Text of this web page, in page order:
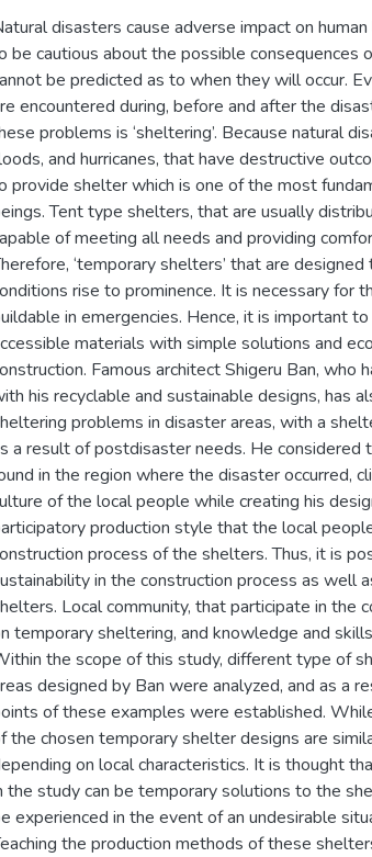
disasters cause adverse impact on
be cautious about the possible consequences
be predicted as to when they will occur.
encountered during, before and after the
problems is ‘sheltering’. Because natural
and hurricanes, that have destructive
provide shelter which is one of the most
Tent type shelters, that are usually
of meeting all needs and providing
‘temporary shelters’ that are
rise to prominence. It is necessary for
in emergencies. Hence, it is important
materials with simple solutions and
Famous architect Shigeru Ban, who
his recyclable and sustainable designs, has
problems in disaster areas, with a
a result of postdisaster needs. He considered
in the region where the disaster occurred,
of the local people while creating his
production style that the local
process of the shelters. Thus, it is
in the construction process as well
Local community, that participate in the
temporary sheltering, and knowledge and
the scope of this study, different type of
designed by Ban were analyzed, and as a
of these examples were established.
the chosen temporary shelter designs are
on local characteristics. It is thought
the study can be temporary solutions to the
experienced in the event of an undesirable
the production methods of these